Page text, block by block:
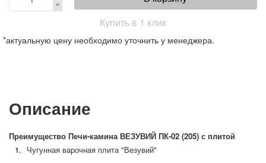
Купить в 1 клик
*актуальную цену необходимо уточнить у менеджера.
Описание
Преимущество Печи-камина ВЕЗУВИЙ ПК-02 (205) с плитой
Чугунная варочная плита "Везувий"